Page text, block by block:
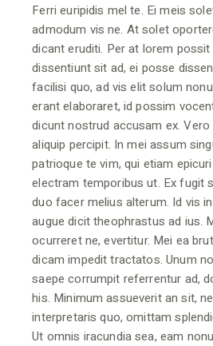
Ferri euripidis mel te. Ei meis
admodum vis ne. At solet
dicant eruditi. Per at lorem
dissentiunt sit ad, ei posse
facilisi quo, ad vis elit solum
erant elaboraret, id possim
dicunt nostrud accusam ex.
aliquip percipit. In mei assum
patrioque te vim, qui etiam
electram temporibus ut. Ex fugit
duo facer melius alterum. Id vis
augue dicit theophrastus ad ius.
ocurreret ne, evertitur. Mei ea
dicam impedit tractatos. Unum
saepe corrumpit referrentur ad,
his. Minimum assueverit an sit,
interpretaris quo, omittam
Ut omnis iracundia sea, eam